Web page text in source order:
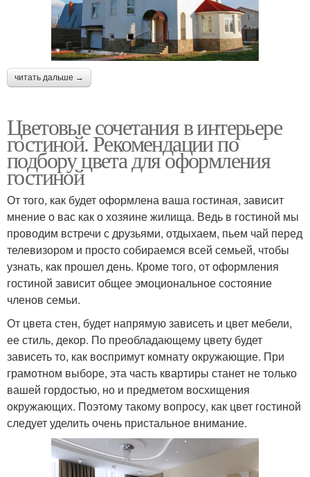
читать дальше →
Цветовые сочетания в интерьере
гостиной. Рекомендации по
подбору цвета для оформления
гостиной
От того, как будет оформлена ваша гостиная, зависит
мнение о вас как о хозяине жилища. Ведь в гостиной мы
проводим встречи с друзьями, отдыхаем, пьем чай перед
телевизором и просто собираемся всей семьей, чтобы
узнать, как прошел день. Кроме того, от оформления
гостиной зависит общее эмоциональное состояние
членов семьи.
От цвета стен, будет напрямую зависеть и цвет мебели,
ее стиль, декор. По преобладающему цвету будет
зависеть то, как воспримут комнату окружающие. При
грамотном выборе, эта часть квартиры станет не только
вашей гордостью, но и предметом восхищения
окружающих. Поэтому такому вопросу, как цвет гостиной
следует уделить очень пристальное внимание.